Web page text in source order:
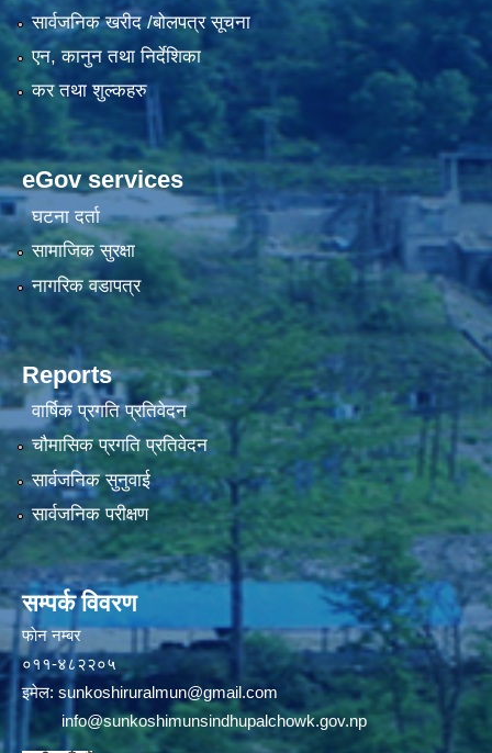
सार्वजनिक खरीद /बोलपत्र सूचना
एन, कानुन तथा निर्देशिका
कर तथा शुल्कहरु
eGov services
घटना दर्ता
सामाजिक सुरक्षा
नागरिक वडापत्र
Reports
वार्षिक प्रगति प्रतिवेदन
चौमासिक प्रगति प्रतिवेदन
सार्वजनिक सुनुवाई
सार्वजनिक परीक्षण
सम्पर्क विवरण
फाेन न‌‍‍‍‌‌म्बर
०११-४८२२०५
इमेल: sunkoshiruralmun@gmail.com
info@sunkoshimunsindhupalchowk.gov.np